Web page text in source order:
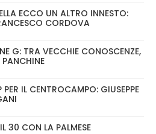
ECCO UN ALTRO INNESTO:
CORDOVA
G: TRA VECCHIE CONOSCENZE,
PANCHINE
PER IL CENTROCAMPO: GIUSEPPE
30 CON LA PALMESE